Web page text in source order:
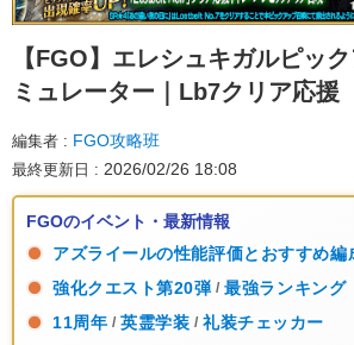
【FGO】 エレシュキガルピッ
ミュレーター｜Lb7クリア応援
編集者 FGO攻略班
最終更新日 2026/02/26 18:08
FGOのイベント・最新情報
アズライールの性能評価とおすすめ編
強化クエスト第20弾 / 最強ランキング
11周年 / 英霊学装 / 礼装チェッカー